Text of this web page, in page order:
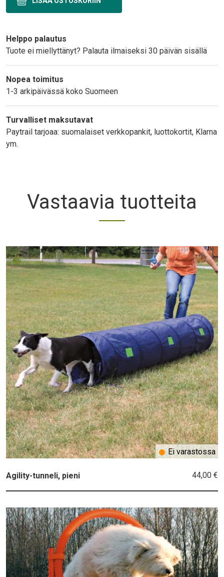
Text
Helppo palautus
Tuote ei miellyttänyt? Palauta ilmaiseksi 30 päivän sisällä
Nopea toimitus
1-3 arkipäivässä koko Suomeen
Turvalliset maksutavat
Paytrail tarjoaa: suomalaiset verkkopankit, luottokortit, Klarna
ym.
Vastaavia tuotteita
Agility-tunneli, pieni 44,00 €
Ei varastossa